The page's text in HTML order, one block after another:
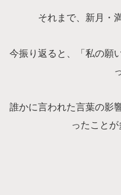
それまで、新月・
今振り返ると、「私の願
誰かに言われた言葉の影
ったことが